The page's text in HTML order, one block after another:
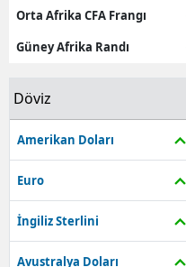
Orta Afrika CFA Frangı
Güney Afrika Randı
Döviz
Amerikan Doları
Euro
İngiliz Sterlini
Avustralya Doları